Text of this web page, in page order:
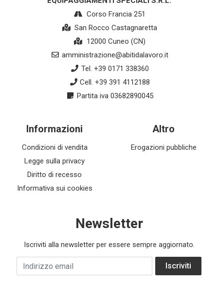
Corso Francia 251
San Rocco Castagnaretta
12000 Cuneo (CN)
amministrazione@abitidalavoro.it
Tel. +39 0171 338360
Cell. +39 391 4112188
Partita iva 03682890045
Informazioni
Condizioni di vendita
Legge sulla privacy
Diritto di recesso
Informativa sui cookies
Altro
Erogazioni pubbliche
Newsletter
Iscriviti alla newsletter per essere sempre aggiornato.
Indirizzo email Iscriviti